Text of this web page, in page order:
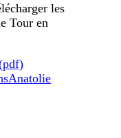
les
Tour en